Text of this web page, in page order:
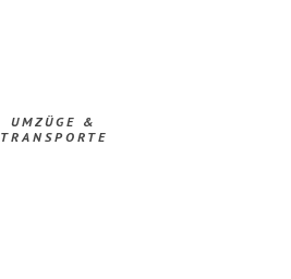
UMZÜGE &
TRANSPORTE